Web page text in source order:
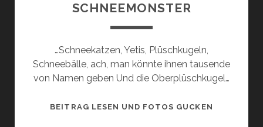
SCHNEEMONSTER
…Schneekatzen, Yetis, Plüschkugeln,
Schneebälle, ach, man könnte ihnen tausende
von Namen geben Und die Oberplüschkugel…
BEITRAG LESEN UND FOTOS GUCKEN